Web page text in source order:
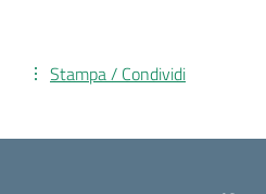
Stampa / Condividi